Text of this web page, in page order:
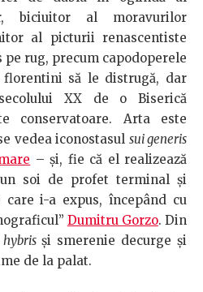
biciuitor al moravurilor
al picturii renascentiste
rug, precum capodoperele
să le distrugă, dar
XX de o Biserică
conservatoare. Arta este
vedea iconostasul sui generis
– şi, fie că el realizează
soi de profet terminal şi
i-a expus, începând cu
Dumitru Gorzo. Din
hybrisşi smerenie decurge şi
de la palat.